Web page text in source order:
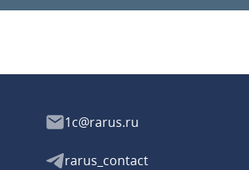
1c@rarus.ru
rarus_contact